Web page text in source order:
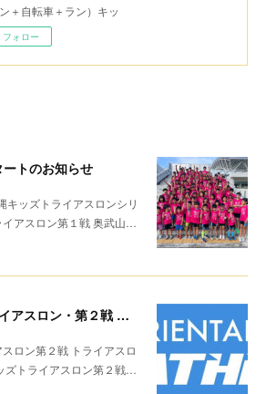
ン＋自転車＋ラン）キッ
フォロー
トのお知らせ
キッズトライアスロンシリ
アスロン第１戦 奥武山…
2026 沖縄キッズトライアスロン・第２戦 リザルト
ロン第２戦 トライアスロ
ズトライアスロン第２戦…